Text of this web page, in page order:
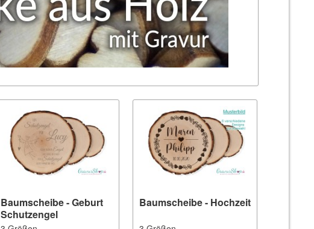
Baumscheibe - Geburt
Schutzengel
Baumscheibe - Hochzeit